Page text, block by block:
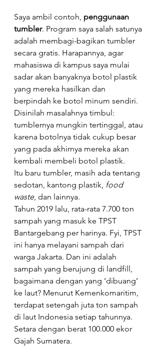
Saya ambil contoh, penggunaan
tumbler. Program saya salah satunya
adalah membagi-bagikan tumbler
secara gratis. Harapannya, agar
mahasiswa di kampus saya mulai
sadar akan banyaknya botol plastik
yang mereka hasilkan dan
berpindah ke botol minum sendiri.
Disinilah masalahnya timbul:
tumblernya mungkin tertinggal, atau
karena botolnya tidak cukup besar
yang pada akhirnya mereka akan
kembali membeli botol plastik.
Itu baru tumbler, masih ada tentang
sedotan, kantong plastik, food
waste, dan lainnya.
Tahun 2019 lalu, rata-rata 7.700 ton
sampah yang masuk ke TPST
Bantargebang per harinya. Fyi, TPST
ini hanya melayani sampah dari
warga Jakarta. Dan ini adalah
sampah yang berujung di landfill,
bagaimana dengan yang ‘dibuang’
ke laut? Menurut Kemenkomaritim,
terdapat setengah juta ton sampah
di laut Indonesia setiap tahunnya.
Setara dengan berat 100.000 ekor
Gajah Sumatera.